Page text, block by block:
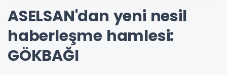
ASELSAN'dan yeni nesil
haberleşme hamlesi:
GÖKBAĞI